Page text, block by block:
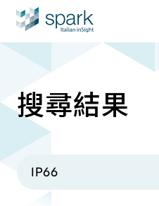
解決方案
AI 影像管理軟體
AI 一站式解決方案
搜尋結果